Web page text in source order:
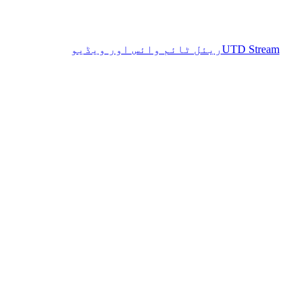
UTD Streamریئل ٹائم وائس اور ویڈیو